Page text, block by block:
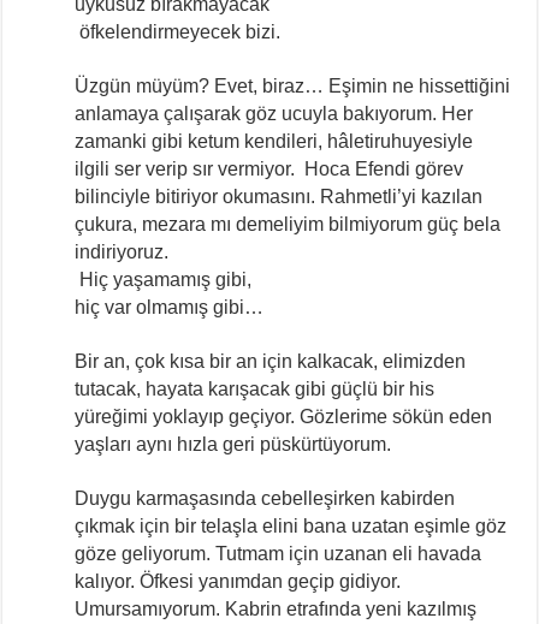
öfkelendirmeyecek bizi.
Üzgün müyüm? Evet, biraz… Eşimin ne hissettiğini
anlamaya çalışarak göz ucuyla bakıyorum. Her
zamanki gibi ketum kendileri, hâletiruhuyesiyle
ilgili ser verip sır vermiyor. Hoca Efendi görev
bilinciyle bitiriyor okumasını. Rahmetli’yi kazılan
çukura, mezara mı demeliyim bilmiyorum güç bela
indiriyoruz.
Hiç yaşamamış gibi,
hiç var olmamış gibi…
Bir an, çok kısa bir an için kalkacak, elimizden
tutacak, hayata karışacak gibi güçlü bir his
yüreğimi yoklayıp geçiyor. Gözlerime sökün eden
yaşları aynı hızla geri püskürtüyorum.
Duygu karmaşasında cebelleşirken kabirden
çıkmak için bir telaşla elini bana uzatan eşimle göz
göze geliyorum. Tutmam için uzanan eli havada
kalıyor. Öfkesi yanımdan geçip gidiyor.
Umursamıyorum. Kabrin etrafında yeni kazılmış